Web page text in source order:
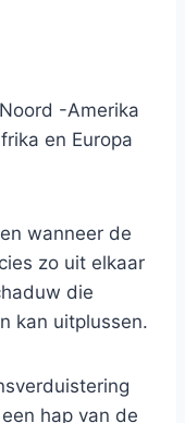
-Amerika
en Europa
wanneer de
zo uit elkaar
die
kan uitplussen.
hap van de